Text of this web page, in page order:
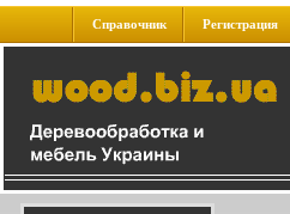
Справочник Регистрация